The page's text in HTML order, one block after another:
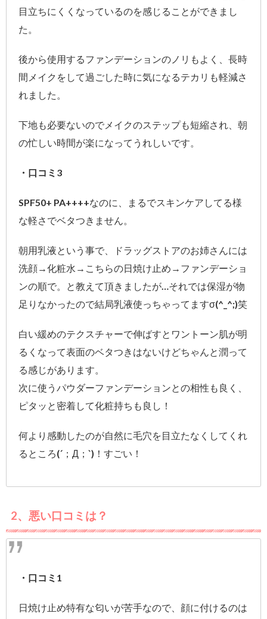
目立ちにくくなっているのを感じることができまし
た。
後から使用するファンデーションのノリもよく、長時
間メイクをして過ごした時に気になるテカリも軽減さ
れました。
下地も必要ないのでメイクのステップも短縮され、朝
の忙しい時間が楽になってうれしいです。
・口コミ3
SPF50+ PA++++なのに、まるでスキンケアしてる様
な軽さでベタつきません。
朝用乳液という事で、ドラッグストアのお姉さんには
洗顔→化粧水→こちらの日焼け止め→ファンデーショ
ンの順で。と教えて頂きましたが…それでは保湿が物
足りなかったので結局乳液使っちゃってますσ(^_^;)笑
白い緩めのテクスチャーで伸ばすとワントーン肌が明
るくなって表面のベタつきはないけどちゃんと潤って
る感じがあります。
次に使うパウダーファンデーションとの相性も良く、
ピタッと密着して化粧持ちも良し！
何より感動したのが自然に毛穴を目立たなくしてくれ
るところ(´；Д；`)！すごい！
2、悪い口コミは？
・口コミ1
日焼け止め特有な匂いが苦手なので、顔に付けるのは